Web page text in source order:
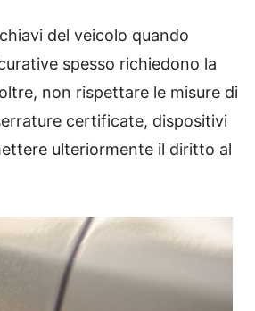
del veicolo quando
spesso richiedono la
non rispettare le misure di
certificate, dispositivi
ulteriormente il diritto al